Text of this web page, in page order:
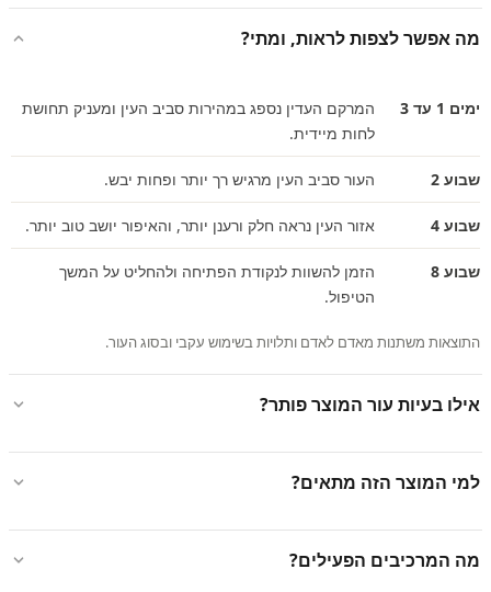
מה אפשר לצפות לראות, ומתי?
ימים 1 עד 3
המרקם העדין נספג במהירות סביב העין ומעניק תחושת
לחות מיידית.
שבוע 2 העור סביב העין מרגיש רך יותר ופחות יבש.
שבוע 4 אזור העין נראה חלק ורענן יותר, והאיפור יושב טוב יותר.
שבוע 8
הזמן להשוות לנקודת הפתיחה ולהחליט על המשך
הטיפול.
התוצאות משתנות מאדם לאדם ותלויות בשימוש עקבי ובסוג העור.
אילו בעיות עור המוצר פותר?
למי המוצר הזה מתאים?
מה המרכיבים הפעילים?